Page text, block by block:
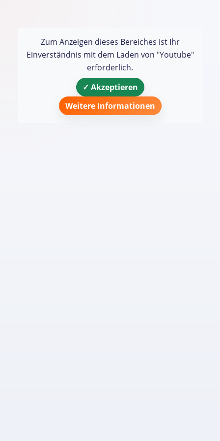
Zum Anzeigen dieses Bereiches ist Ihr
Einverständnis mit dem Laden von "Youtube"
erforderlich.
✓ Akzeptieren
Weitere Informationen